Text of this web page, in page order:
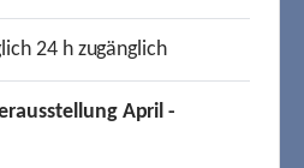
24 h zugänglich
April -